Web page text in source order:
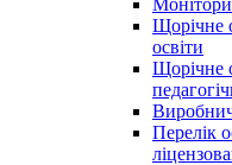
Щорічне
освіти
Щорічне
Перелік